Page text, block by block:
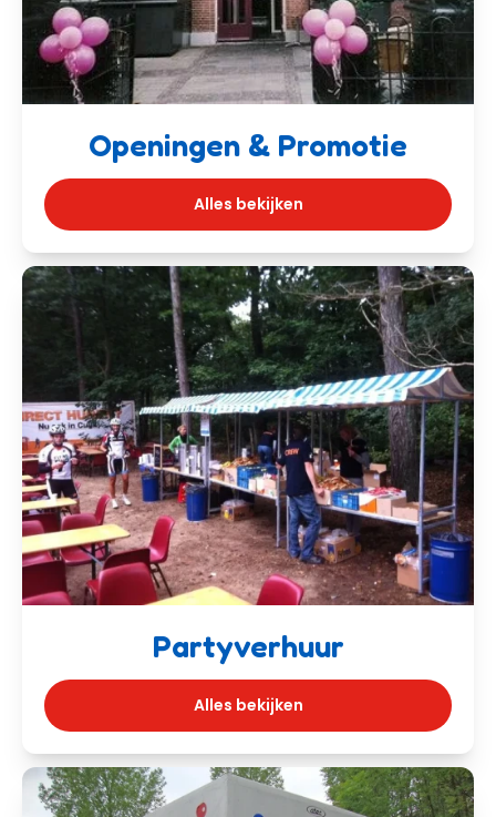
Openingen & Promotie
Alles bekijken
Partyverhuur
Alles bekijken